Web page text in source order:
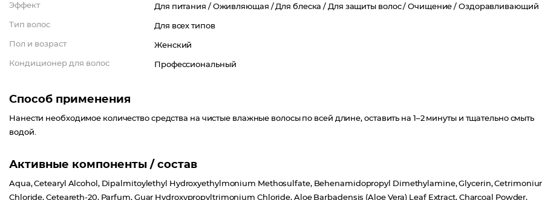
Эффект Для питания / Оживляющая /Для блеска /Для защиты волос /Очищение /Оздоравливающий
Тип волос Для всех типов
Пол и возраст Женский
Кондиционер для волос Профессиональный
Способ применения
Нанести необходимое количество средства на чистые влажные волосы по всей длине, оставить на 1–2 минуты и тщательно смыть
водой.
Активные компоненты / состав
Aqua, Cetearyl Alcohol, Dipalmitoylethyl Hydroxyethylmonium Methosulfate, Behenamidopropyl Dimethylamine, Glycerin,
Chloride, Ceteareth-20, Parfum, Guar Hydroxypropyltrimonium Chloride, Aloe Barbadensis (Aloe Vera) Leaf Extract, Charcoal Powder,